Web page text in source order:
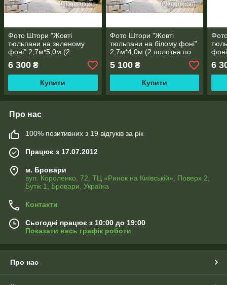
Фото Штори "Жовті
тюльпани на зеленому
фоні" 2,7м*5,0м (2
полотна по 2,5м), тасьма
6 300 ₴
Купити
Фото Штори "Жовті
тюльпани на білому фоні"
2,7м*4,0м (2 полотна по
5 100₴
Купити
6
Про нас
100% позитивних з 19 відгуків за рік
Працює з 17.07.2012
м. Бровари
вул. Короленко, 72, ТЦ «Ринок на Київській», Поверх 2,
Бутік 1, Бровари, Україна
Контакти
Сьогодні працює з 10:00 до 19:00
Показати весь графік роботи
Про нас